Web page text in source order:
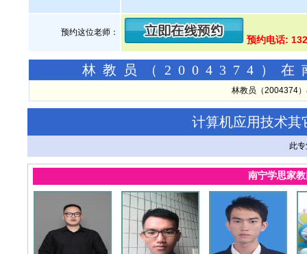
预约这位老师：
预约电话:
林教员（2004374）在
林教员（2004374
计算机应用技术其
此
南宁学思家